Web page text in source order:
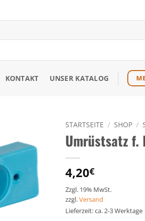
KONTAKT UNSER KATALOG
Zu den
Favoriten
hinzufügen
STARTSEITE / SHOP /
Umrüstsatz f.
4,20€
Zzgl. 19% MwSt.
zzgl.Versand
Lieferzeit: ca. 2-3 Werktage